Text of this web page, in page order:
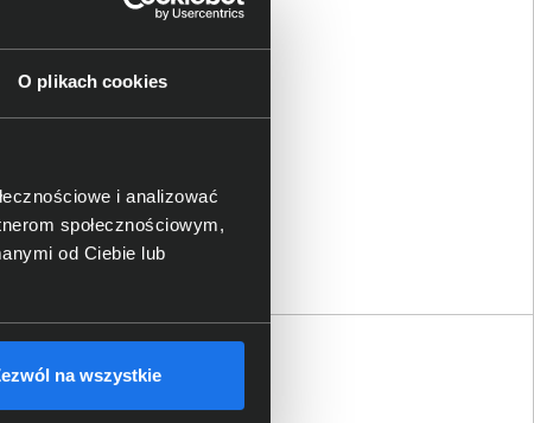
O plikach cookies
i analizować
społecznościowym,
od Ciebie lub
na wszystkie